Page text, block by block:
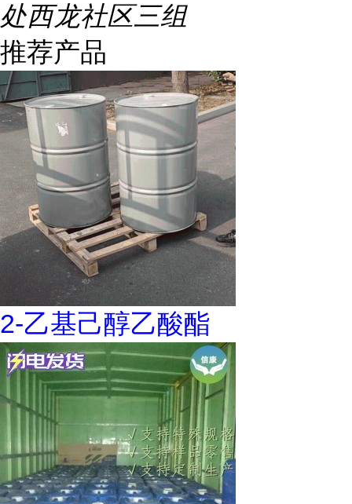
处西龙社区三组
推荐产品
2-乙基己醇乙酸酯